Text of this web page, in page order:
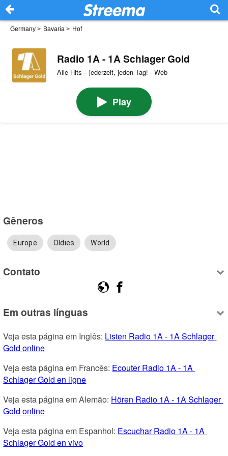
Germany > Bavaria > Hof
Radio 1A - 1A Schlager Gold
Alle Hits – jederzeit, jeden Tag! · Web
Play
Gêneros
Europe Oldies World
Contato
Em outras línguas
Veja esta página em Inglês: Listen Radio 1A - 1A Schlager
Gold online
Veja esta página em Francês: Ecouter Radio 1A - 1A
Schlager Gold en ligne
Veja esta página em Alemão: Hören Radio 1A - 1A Schlager
Gold online
Veja esta página em Espanhol: Escuchar Radio 1A - 1A
Schlager Gold en vivo